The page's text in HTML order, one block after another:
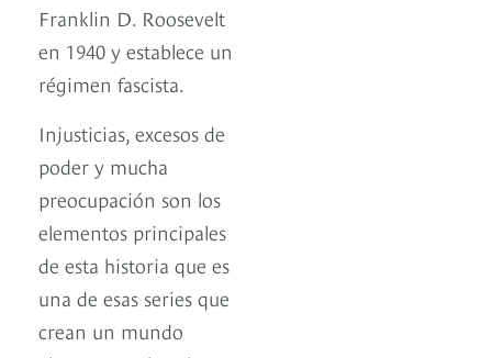
Franklin D. Roosevelt
en 1940 y establece un
régimen fascista.
Injusticias, excesos de
poder y mucha
preocupación son los
elementos principales
de esta historia que es
una de esas series que
crean un mundo